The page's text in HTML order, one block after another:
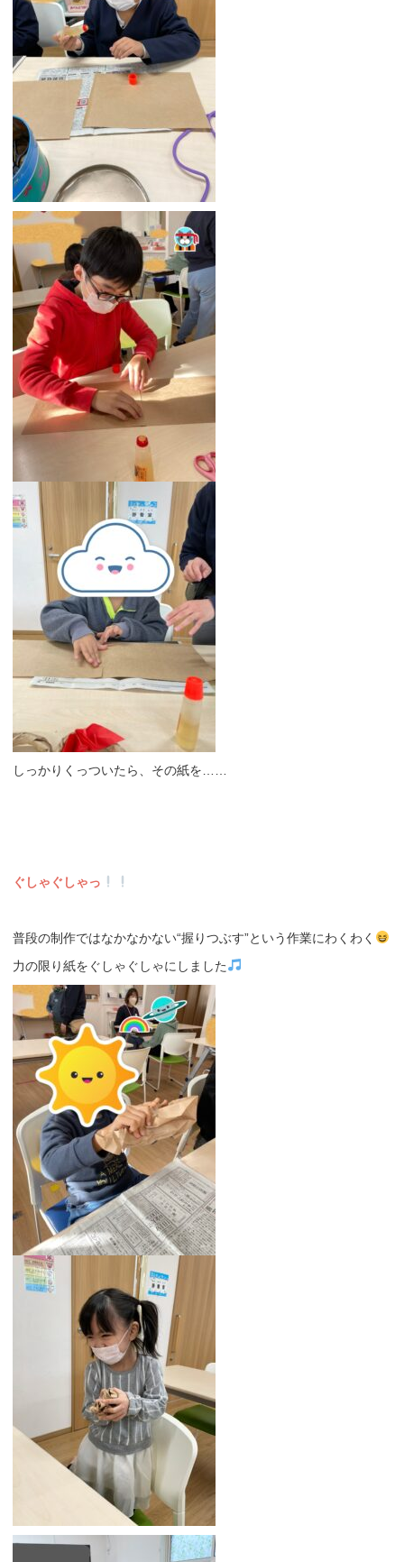
しっかりくっついたら、その紙を……
ぐしゃぐしゃっ
普段の制作ではなかなかない“握りつぶす”という作業にわくわく
力の限り紙をぐしゃぐしゃにしました